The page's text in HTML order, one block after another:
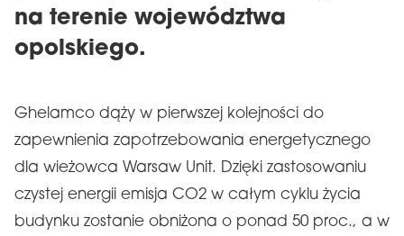
na terenie województwa
opolskiego.
Ghelamco dąży w pierwszej kolejności do
zapewnienia zapotrzebowania energetycznego
dla wieżowca Warsaw Unit. Dzięki zastosowaniu
czystej energii emisja CO2 w całym cyklu życia
budynku zostanie obniżona o ponad 50 proc., a w